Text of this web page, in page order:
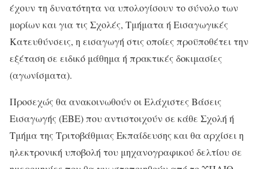
έχουν τη δυνατότητα να υπολογίσουν το σύνολο των
μορίων και για τις Σχολές, Τμήματα ή Εισαγωγικές
Κατευθύνσεις, η εισαγωγή στις οποίες προϋποθέτει την
εξέταση σε ειδικό μάθημα ή πρακτικές δοκιμασίες
(αγωνίσματα).
Προσεχώς θα ανακοινωθούν οι Ελάχιστες Βάσεις
Εισαγωγής (ΕΒΕ) που αντιστοιχούν σε κάθε Σχολή ή
Τμήμα της Τριτοβάθμιας Εκπαίδευσης και θα αρχίσει η
ηλεκτρονική υποβολή του μηχανογραφικού δελτίου σε